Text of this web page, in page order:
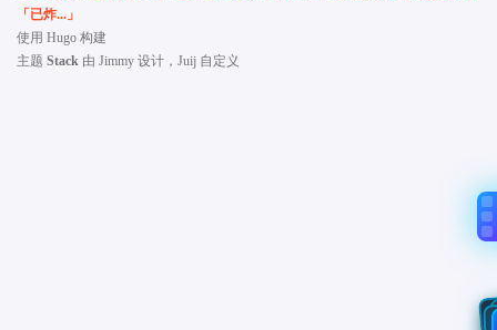
「已炸...」
使用 Hugo 构建
主题 Stack 由 Jimmy 设计，Juij 自定义